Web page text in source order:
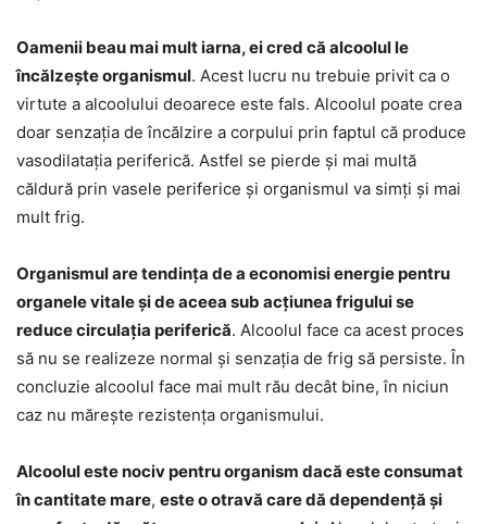
Oamenii beau mai mult iarna, ei cred că alcoolul le
încălzește organismul. Acest lucru nu trebuie privit ca o
virtute a alcoolului deoarece este fals. Alcoolul poate crea
doar senzația de încălzire a corpului prin faptul că produce
vasodilatația periferică. Astfel se pierde și mai multă
căldură prin vasele periferice și organismul va simți și mai
mult frig.
Organismul are tendința de a economisi energie pentru
organele vitale și de aceea sub acțiunea frigului se
reduce circulația periferică. Alcoolul face ca acest proces
să nu se realizeze normal și senzația de frig să persiste. În
concluzie alcoolul face mai mult rău decât bine, în niciun
caz nu mărește rezistența organismului.
Alcoolul este nociv pentru organism dacă este consumat
în cantitate mare, este o otravă care dă dependență și